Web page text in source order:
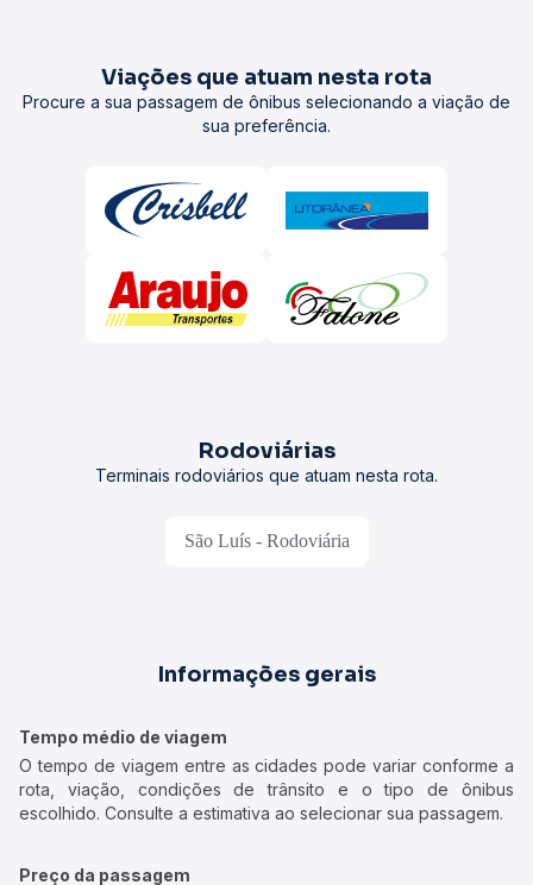
Viações que atuam nesta rota
Procure a sua passagem de ônibus selecionando a viação de
sua preferência.
Rodoviárias
Terminais rodoviários que atuam nesta rota.
São Luís - Rodoviária
Informações gerais
Tempo médio de viagem
O tempo de viagem entre as cidades pode variar conforme a
rota, viação, condições de trânsito e o tipo de ônibus
escolhido. Consulte a estimativa ao selecionar sua passagem.
Preço da passagem